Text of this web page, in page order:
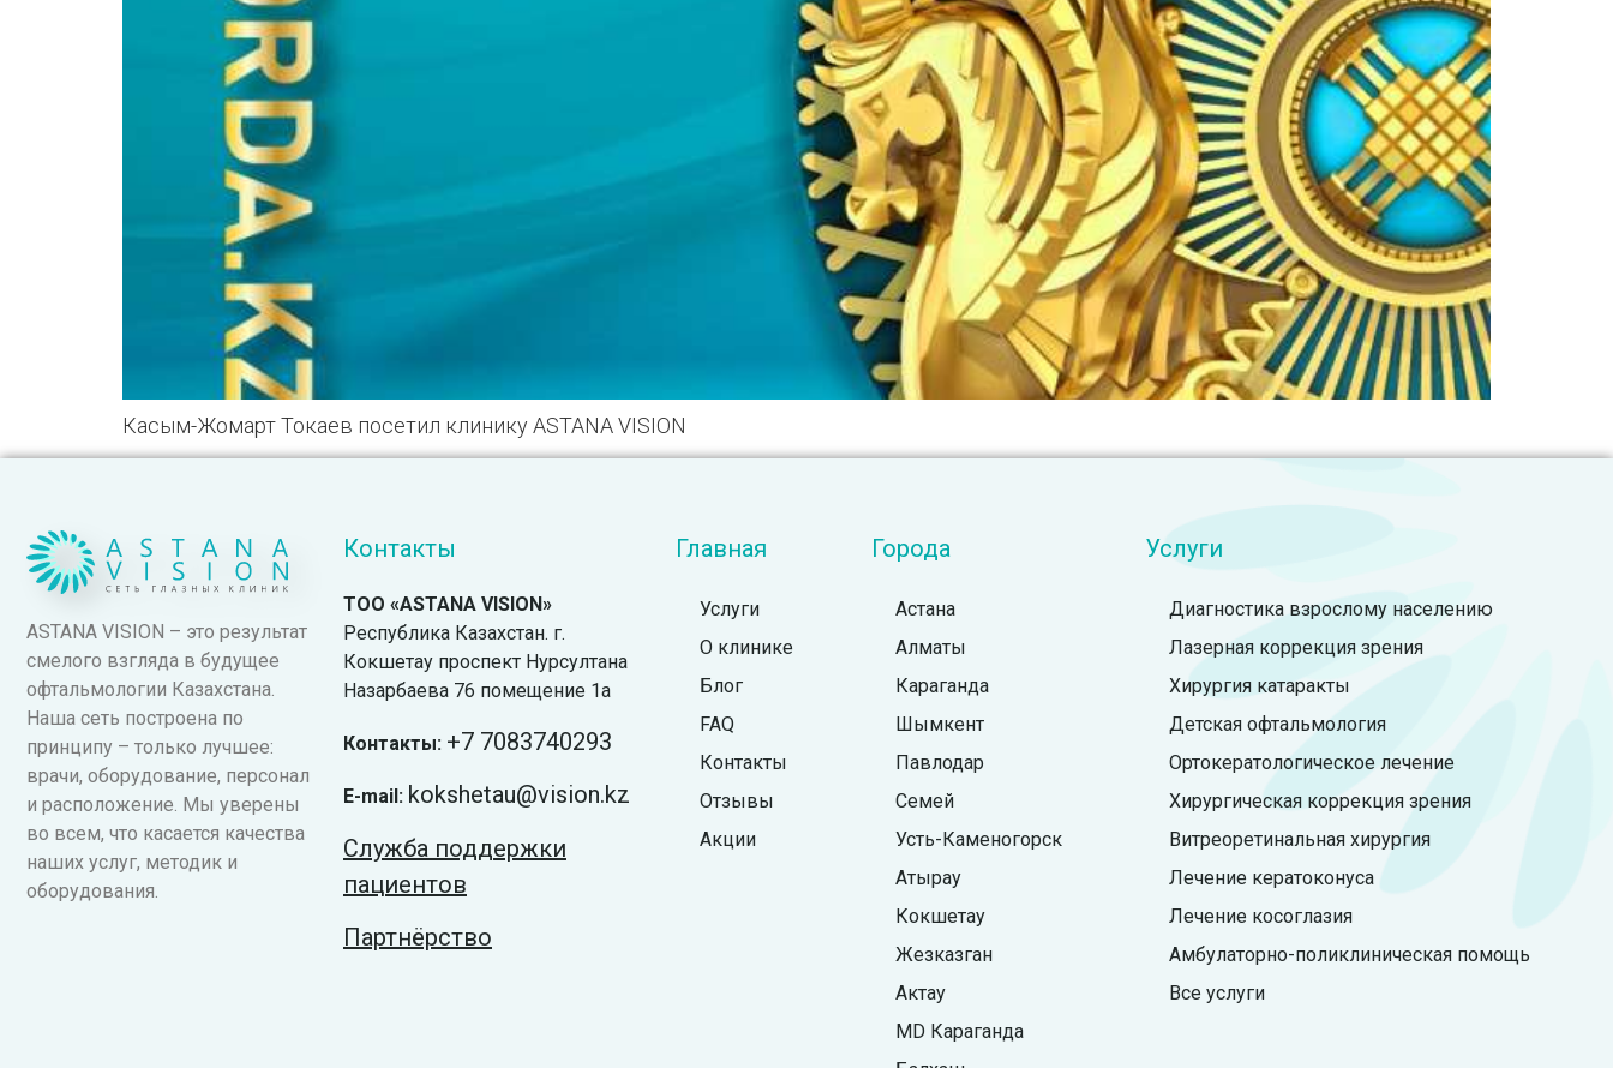
Касым-Жомарт Токаев посетил клинику ASTANA VISION
ASTANA VISION – это результат
смелого взгляда в будущее
офтальмологии Казахстана.
Наша сеть построена по
принципу – только лучшее:
врачи, оборудование, персонал
и расположение. Мы уверены
во всем, что касается качества
наших услуг, методик и
оборудования.
Контакты
ТОО «ASTANA VISION»
Республика Казахстан. г.
Кокшетау проспект Нурсултана
Назарбаева 76 помещение 1а
Контакты: +7 7083740293
E-mail: kokshetau@vision.kz
Служба поддержки
пациентов
Партнёрство
Главная
Услуги
О клинике
Блог
FAQ
Контакты
Отзывы
Акции
Города
Астана
Алматы
Караганда
Шымкент
Павлодар
Семей
Усть-Каменогорск
Атырау
Кокшетау
Жезказган
Актау
MD Караганда
Услуги
Диагностика взрослому населению
Лазерная коррекция зрения
Хирургия катаракты
Детская офтальмология
Ортокератологическое лечение
Хирургическая коррекция зрения
Витреоретинальная хирургия
Лечение кератоконуса
Лечение косоглазия
Амбулаторно-поликлиническая помощь
Все услуги